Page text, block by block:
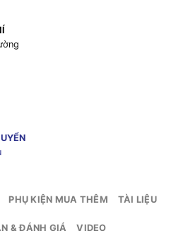
PHỤ KIỆN MUA THÊM TÀI LIỆU
& ĐÁNH GIÁ VIDEO